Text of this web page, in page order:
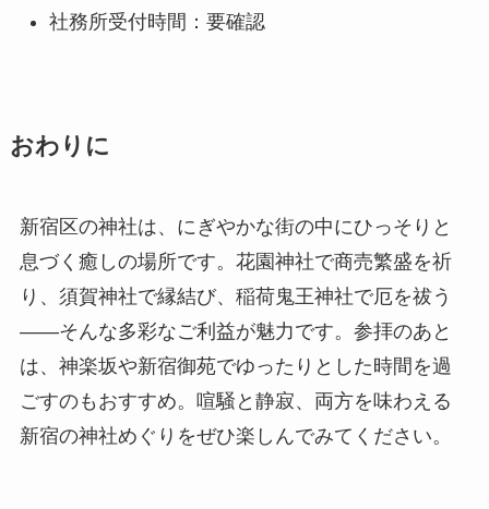
社務所受付時間：要確認
おわりに
新宿区の神社は、にぎやかな街の中にひっそりと
息づく癒しの場所です。花園神社で商売繁盛を祈
り、須賀神社で縁結び、稲荷鬼王神社で厄を祓う
——そんな多彩なご利益が魅力です。参拝のあと
は、神楽坂や新宿御苑でゆったりとした時間を過
ごすのもおすすめ。喧騒と静寂、両方を味わえる
新宿の神社めぐりをぜひ楽しんでみてください。